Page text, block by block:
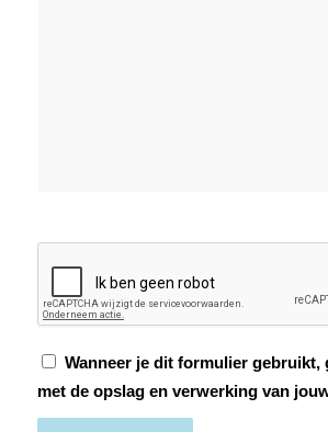
Wanneer je dit formulier gebruikt,
met de opslag en verwerking van